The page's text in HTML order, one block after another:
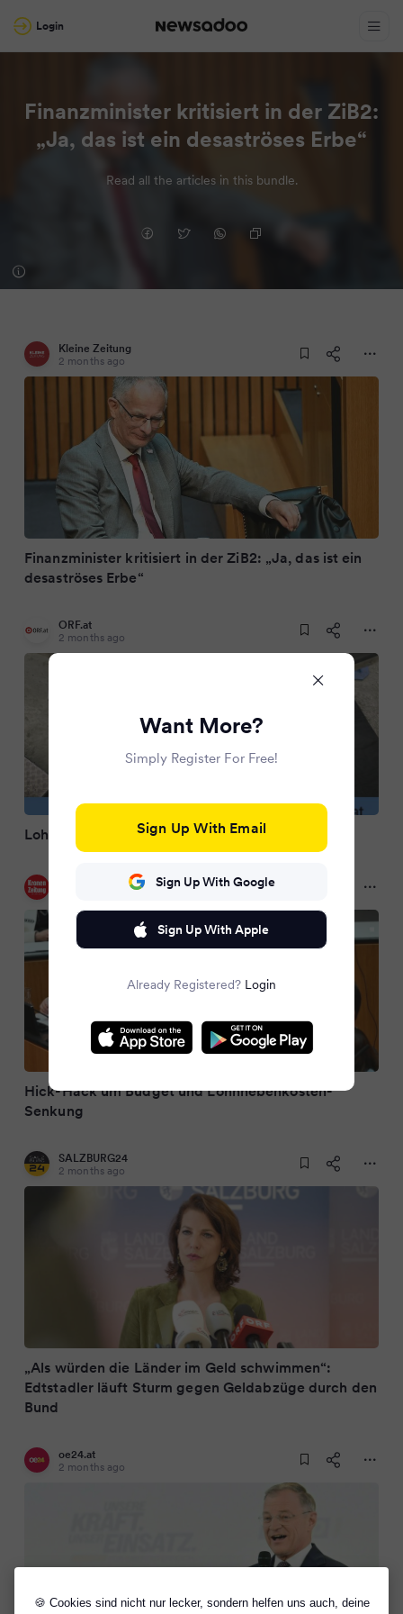
🍪 Cookies sind nicht nur lecker, sondern helfen uns auch, deine
Login
Finanzminister kritisiert in der ZiB2:
„Ja, das ist ein desaströses Erbe“
Read all the articles in this bundle.
Kleine Zeitung
2 months ago
Finanzminister kritisiert in der ZiB2: „Ja, das ist ein
desaströses Erbe“
ORF.at
2 months ago
Lohnnebenkosten: Widerstand aus den Ländern
Kronen Zeitung
Hick-Hack um Budget und Lohnnebenkosten-
Senkung
SALZBURG24
2 months ago
„Als würden die Länder im Geld schwimmen“:
Edtstadler läuft Sturm gegen Geldabzüge durch den
Bund
oe24.at
2 months ago
Want More?
Simply Register For Free!
Sign Up With Email
Sign Up With Google
Sign Up With Apple
Already Registered? Login